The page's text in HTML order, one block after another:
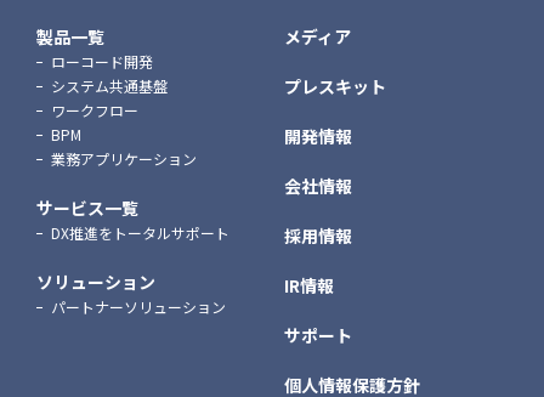
製品一覧
ローコード開発
システム共通基盤
ワークフロー
BPM
業務アプリケーション
サービス一覧
DX推進をトータルサポート
ソリューション
パートナーソリューション
メディア
プレスキット
開発情報
会社情報
採用情報
IR情報
サポート
個人情報保護方針